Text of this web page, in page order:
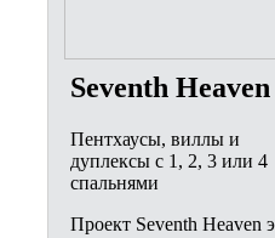
Seventh Heaven
Пентхаусы, виллы и
дуплексы с 1, 2, 3 или 4
спальнями
Проект Seventh Heaven